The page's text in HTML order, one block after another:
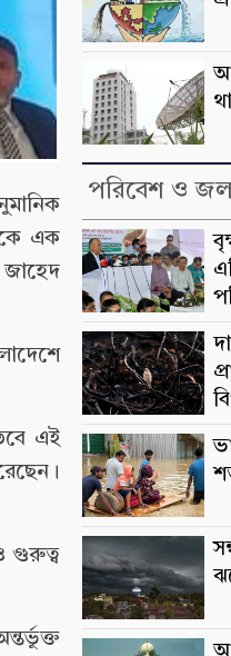
এক
জাহেদ
এই
গুরুত্ব
পরিবেশ ও